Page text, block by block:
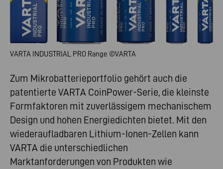
VARTA INDUSTRIAL PRO Range ©VARTA
Zum Mikrobatterieportfolio gehört auch die
patentierte VARTA CoinPower-Serie, die kleinste
Formfaktoren mit zuverlässigem mechanischem
Design und hohen Energiedichten bietet. Mit den
wiederaufladbaren Lithium-Ionen-Zellen kann
VARTA die unterschiedlichen
Marktanforderungen von Produkten wie